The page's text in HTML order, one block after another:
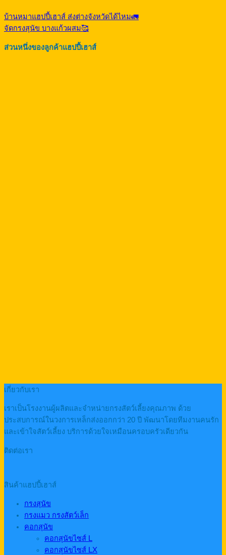
บ้านหมาแฮปปี้เฮาส์ ส่งต่างจังหวัดได้ไหม🚛
จัดกรงสุนัข บางแก้วผสม🥰
ส่วนหนึ่งของลูกค้าแฮปปี้เฮาส์
เกี่ยวกับเรา
เราเป็นโรงงานผู้ผลิตและจำหน่ายกรงสัตว์เลี้ยงคุณภาพ ด้วย
ประสบการณ์ในวงการเหล็กส่งออกกว่า 20 ปี พัฒนาโดยทีมงานคนรัก
และเข้าใจสัตว์เลี้ยง บริการด้วยใจเหมือนครอบครัวเดียวกัน
ติดต่อเรา
สินค้าแฮปปี้เฮาส์
กรงสุนัข
กรงแมว กรงสัตว์เล็ก
คอกสุนัข
คอกสุนัขไซส์ L
คอกสุนัขไซส์ LX